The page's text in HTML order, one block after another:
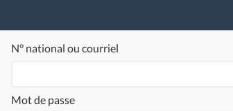
N° national ou courriel
Mot de passe